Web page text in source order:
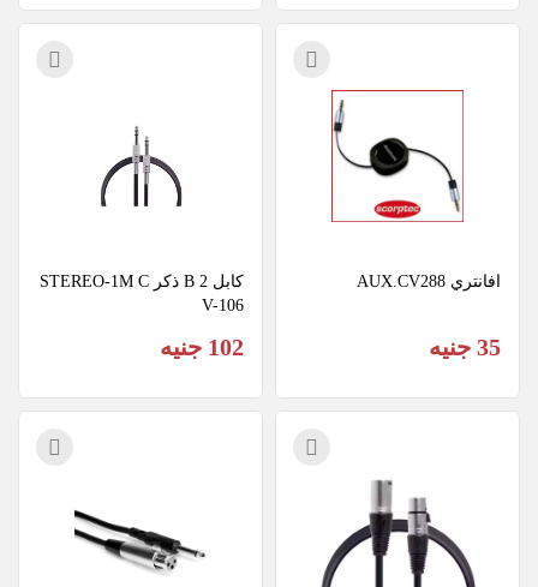
افانتري AUX.CV288
35 جنيه
كابل 2 B ذكر STEREO-1M C
V-106
102 جنيه